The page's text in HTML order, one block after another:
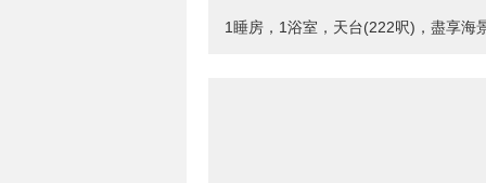
1睡房，1浴室，天台(222呎)，盡享海